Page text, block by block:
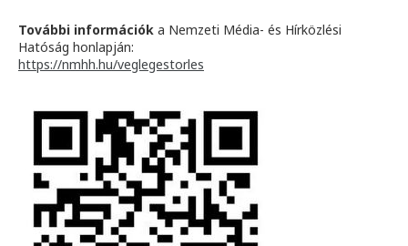
További információk a Nemzeti Média- és Hírközlési
Hatóság honlapján:
https://nmhh.hu/veglegestorles